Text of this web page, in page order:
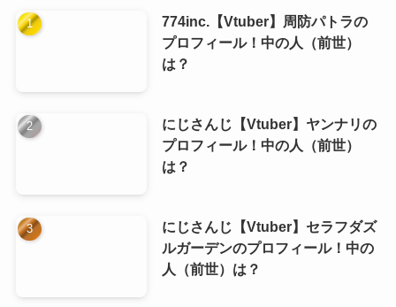
774inc.【Vtuber】周防パトラの
プロフィール！中の人（前世）
は？
にじさんじ【Vtuber】ヤンナリの
プロフィール！中の人（前世）
は？
にじさんじ【Vtuber】セラフダズ
ルガーデンのプロフィール！中の
人（前世）は？